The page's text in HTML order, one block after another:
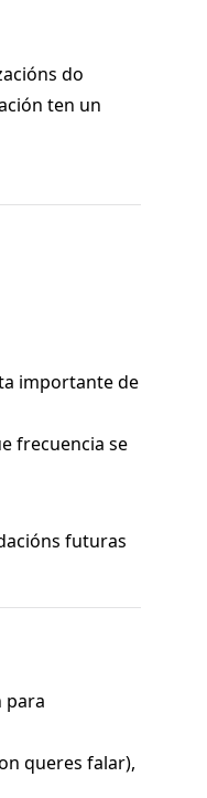
do
ten un
importante de
frecuencia se
futuras
para
queres falar),